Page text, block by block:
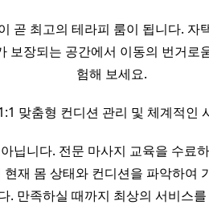
곧 최고의 테라피 룸이 됩니다. 자
보장되는 공간에서 이동의 번거로
험해 보세요.
맞춤형 컨디션 관리 및 체계적인
닙니다. 전문 마사지 교육을 수료
재 몸 상태와 컨디션을 파악하여
. 만족하실 때까지 최상의 서비스